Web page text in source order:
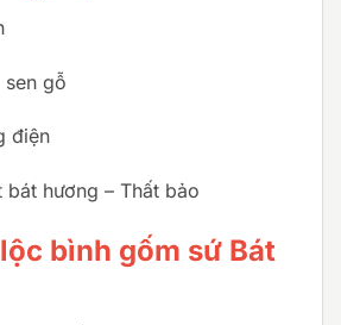
gỗ
điện
hương – Thất bảo
bình gốm sứ Bát